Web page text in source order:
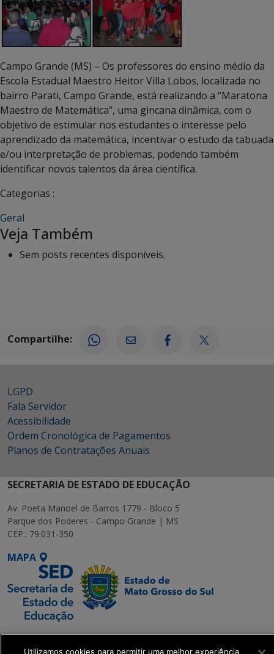
Campo Grande (MS) – Os professores do ensino médio da
Escola Estadual Maestro Heitor Villa Lobos, localizada no
bairro Parati, Campo Grande, está realizando a “Maratona
Maestro de Matemática”, uma gincana dinâmica, com o
objetivo de estimular nos estudantes o interesse pelo
aprendizado da matemática, incentivar o estudo da tabuada
e/ou interpretação de problemas, podendo também
identificar novos talentos da área científica.
Categorias :
Geral
Veja Também
Sem posts recentes disponíveis.
Compartilhe:
LGPD
Fala Servidor
Acessibilidade
Ordem Cronológica de Pagamentos
Planos de Contratações Anuais
SECRETARIA DE ESTADO DE EDUCAÇÃO
Av. Poeta Manoel de Barros 1779 - Bloco 5
Parque dos Poderes - Campo Grande | MS
CEP.: 79.031-350
MAPA
SETDIG | Secretaria-
Utilizamos cookies para permitir uma melhor experiência